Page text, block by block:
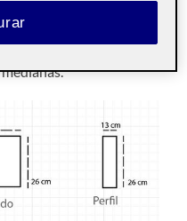
necesidad.